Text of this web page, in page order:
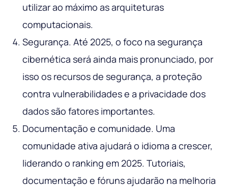
utilizar ao máximo as arquiteturas
computacionais.
Segurança. Até 2025, o foco na segurança
cibernética será ainda mais pronunciado, por
isso os recursos de segurança, a proteção
contra vulnerabilidades e a privacidade dos
dados são fatores importantes.
Documentação e comunidade. Uma
comunidade ativa ajudará o idioma a crescer,
liderando o ranking em 2025. Tutoriais,
documentação e fóruns ajudarão na melhoria